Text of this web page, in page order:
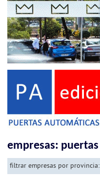
empresas:
filtrar empresas por provincia: